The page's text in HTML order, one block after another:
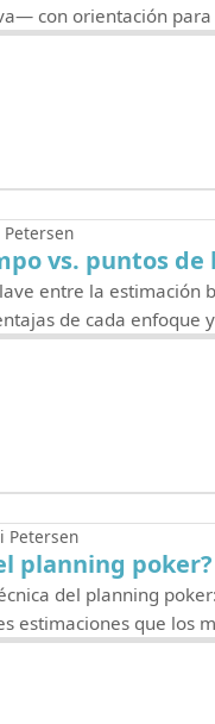
con orientación
Petersen
vs. puntos
entre la
de cada enfoque
Petersen
planning poker?
del planning
estimaciones que los